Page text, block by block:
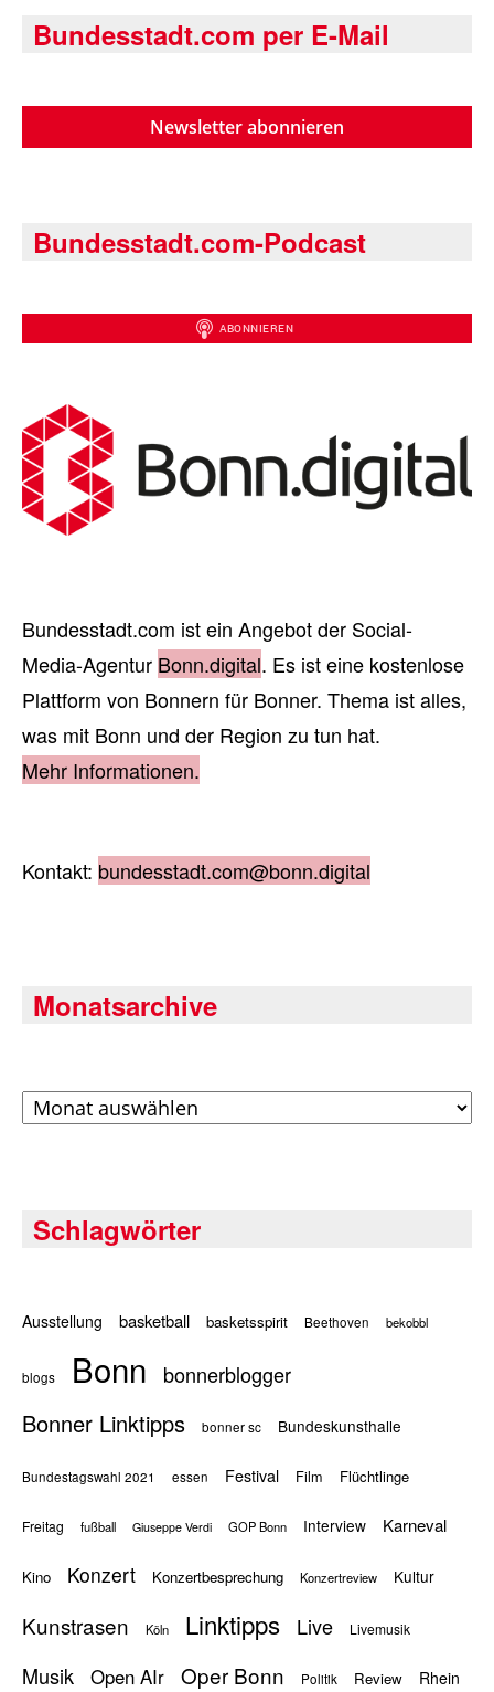
Bundesstadt.com per E-Mail
Newsletter abonnieren
Bundesstadt.com-Podcast
Bundesstadt.com ist ein Angebot der Social-
Media-Agentur Bonn.digital. Es ist eine kostenlose
Plattform von Bonnern für Bonner. Thema ist alles,
was mit Bonn und der Region zu tun hat.
Mehr Informationen.
Kontakt: bundesstadt.com@bonn.digital
Monatsarchive
Archiv
Schlagwörter
Ausstellung basketball basketsspirit Beethoven bekobbl
blogs Bonn bonnerblogger
Bonner Linktipps bonner sc Bundeskunsthalle
Bundestagswahl 2021 essen Festival Film Flüchtlinge
Freitag fußball Giuseppe Verdi GOP Bonn Interview Karneval
Kino Konzert Konzertbesprechung Konzertreview Kultur
Kunstrasen Köln Linktipps Live Livemusik
Musik Open AIr Oper Bonn Politik Review Rhein